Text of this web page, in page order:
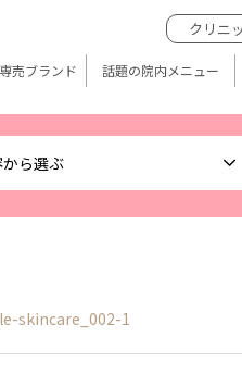
ら選ぶ
クリニ
売ブランド 話題の院内メニュー
skincare_002-1